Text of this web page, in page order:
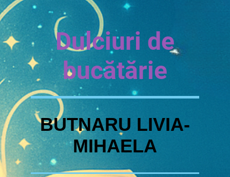
Dulciuri de
bucătărie
BUTNARU LIVIA-
MIHAELA